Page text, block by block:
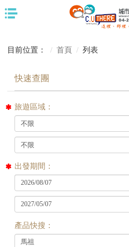
目前位置： 首頁 列表
旅遊區域：
出發期間：
產品快搜：